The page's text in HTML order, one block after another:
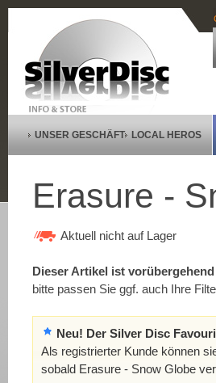
UNSER GESCHÄFT LOCAL HEROS
Erasure -
Aktuell nicht auf Lager
Dieser Artikel ist
bitte passen Sie ggf. auch Ihre
Neu! Der Silver Disc
Als registrierter Kunde können
sobald Erasure - Snow Globe